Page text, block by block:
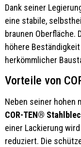
Dank seiner
eine stabile,
braunen Oberfläche.
höhere
herkömmlicher
Vorteile von
Neben seiner hohen
COR-TEN®
einer Lackierung
reduziert. Die